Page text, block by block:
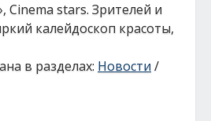
Cinema stars. Зрителей и
калейдоскоп красоты,
в разделах: Новости/